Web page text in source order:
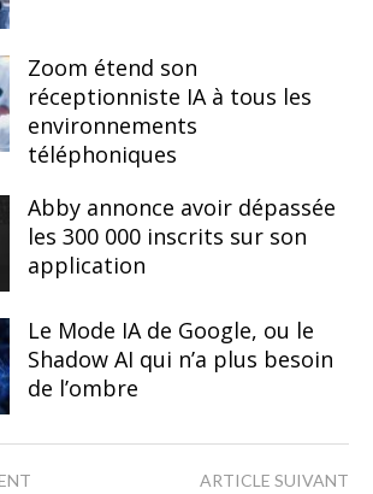
Zoom étend son
réceptionniste IA à tous les
environnements
téléphoniques
Abby annonce avoir dépassée
les 300 000 inscrits sur son
application
Le Mode IA de Google, ou le
Shadow AI qui n’a plus besoin
de l’ombre
ARTICLE SUIVANT